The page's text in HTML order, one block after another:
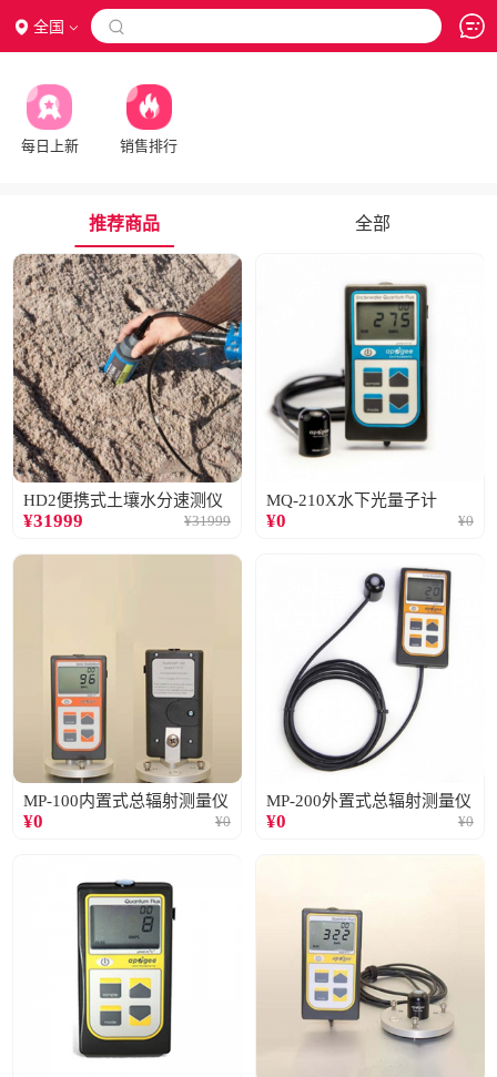
全国 
每日上新 销售排行
推荐商品 全部
HD2便携式土壤水分速测仪
¥31999 ¥31999
MQ-210X水下光量子计
¥0 ¥0
MP-100内置式总辐射测量仪
¥0 ¥0
MP-200外置式总辐射测量仪
¥0 ¥0